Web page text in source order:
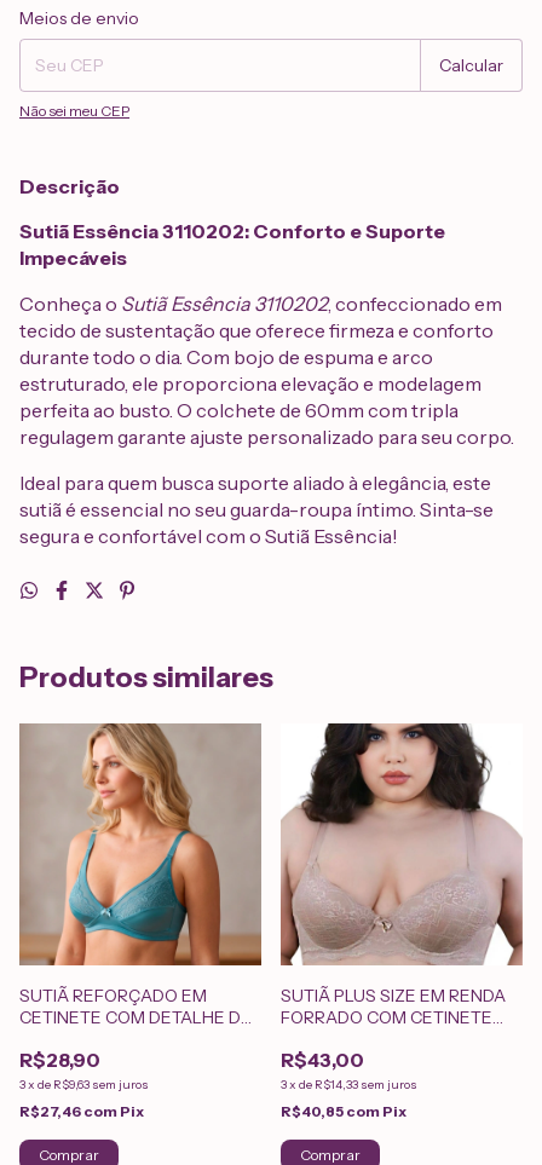
Entregas para o CEP:
Meios de envio
Calcular
Não sei meu CEP
Descrição
Sutiã Essência 3110202: Conforto e Suporte
Impecáveis
Conheça o Sutiã Essência 3110202, confeccionado em
tecido de sustentação que oferece firmeza e conforto
durante todo o dia. Com bojo de espuma e arco
estruturado, ele proporciona elevação e modelagem
perfeita ao busto. O colchete de 60mm com tripla
regulagem garante ajuste personalizado para seu corpo.
Ideal para quem busca suporte aliado à elegância, este
sutiã é essencial no seu guarda-roupa íntimo. Sinta-se
segura e confortável com o Sutiã Essência!
Produtos similares
SUTIÃ REFORÇADO EM
CETINETE COM DETALHE DE
R$28,90
3x de R$9,63 sem juros
R$27,46 com Pix
Comprar
SUTIÃ PLUS SIZE EM RENDA
FORRADO COM CETINETE
R$43,00
3x de R$14,33 sem juros
R$40,85 com Pix
Comprar